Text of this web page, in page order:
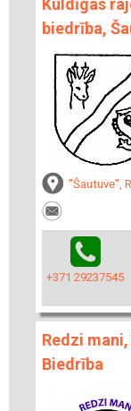
biedrība,
"Šautuve",
+371 29237545
Redzi
Biedrība